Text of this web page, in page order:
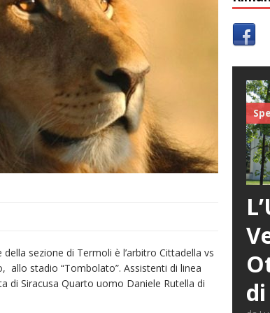
sezione di Termoli è l’arbitro Cittadella vs
allo stadio “Tombolato”. Assistenti di linea
di Siracusa Quarto uomo Daniele Rutella di